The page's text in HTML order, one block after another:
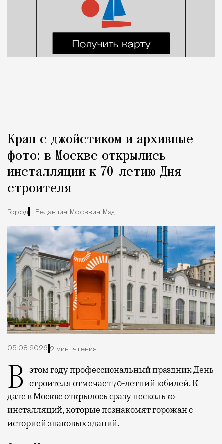
Кран с джойстиком и архивные
фото: в Москве открылись
инсталляции к 70-летию Дня
строителя
Город Редакция Москвич Mag
05.08.2026 2 мин. чтения
В этом году профессиональный праздник День строителя отмечает 70-летний юбилей. К
дате в Москве открылось сразу несколько
инсталляций, которые познакомят горожан с
историей знаковых зданий.